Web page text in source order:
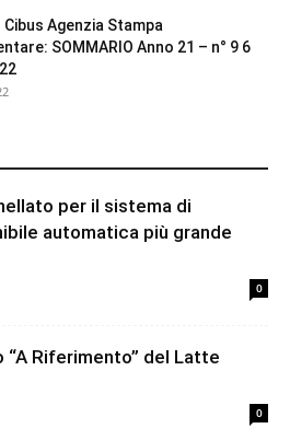
Cibus Agenzia Stampa
SOMMARIO Anno 21 – n° 9 6
per il sistema di
automatica più grande
0
“A Riferimento” del Latte
0